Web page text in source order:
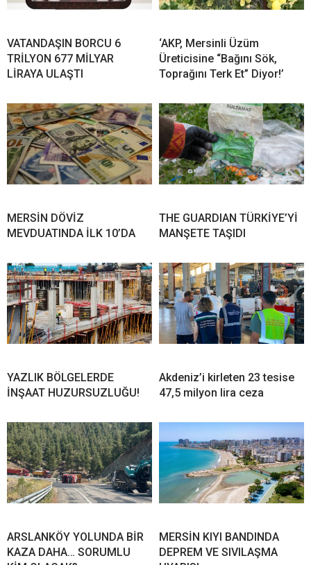
VATANDAŞIN BORCU 6
TRİLYON 677 MİLYAR
LİRAYA ULAŞTI
‘AKP, Mersinli Üzüm
Üreticisine “Bağını Sök,
Toprağını Terk Et” Diyor!’
MERSİN DÖVİZ
MEVDUATINDA İLK 10’DA
THE GUARDIAN TÜRKİYE’Yİ
MANŞETE TAŞIDI
YAZLIK BÖLGELERDE
İNŞAAT HUZURSUZLUĞU!
Akdeniz’i kirleten 23 tesise
47,5 milyon lira ceza
ARSLANKÖY YOLUNDA BİR
KAZA DAHA… SORUMLU
MERSİN KIYI BANDINDA
DEPREM VE SIVILAŞMA